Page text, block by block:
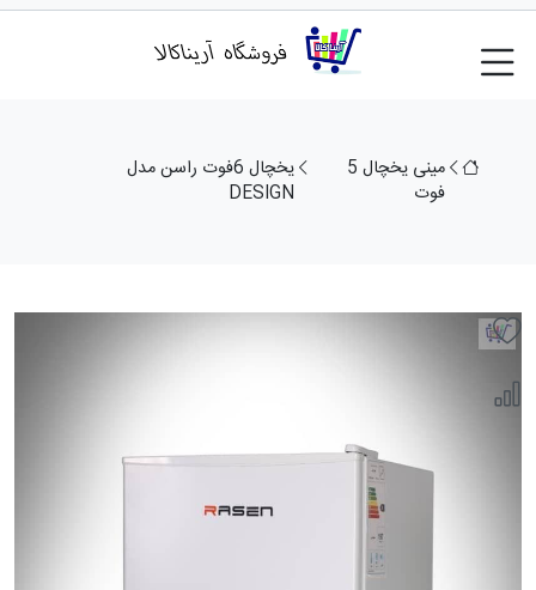
مینی یخچال 5
فوت
یخچال 6فوت راسن مدل
DESIGN